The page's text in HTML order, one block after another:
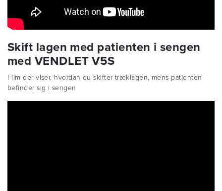
Skift lagen med patienten i sengen
med VENDLET V5S
Film der viser, hvordan du skifter træklagen, mens patienten
befinder sig i sengen